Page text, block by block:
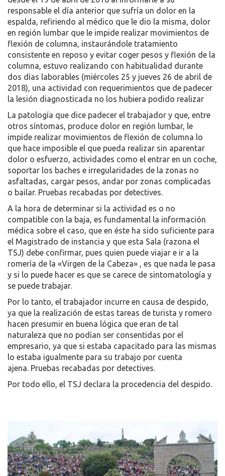
responsable el día anterior que sufría un dolor en la
espalda, refiriendo al médico que le dio la misma, dolor
en región lumbar que le impide realizar movimientos de
flexión de columna, instaurándole tratamiento
consistente en reposo y evitar coger pesos y flexión de la
columna, estuvo realizando con habitualidad durante
dos días laborables (miércoles 25 y jueves 26 de abril de
2018), una actividad con requerimientos que de padecer
la lesión diagnosticada no los hubiera podido realizar
La patología que dice padecer el trabajador y que, entre
otros síntomas, produce dolor en región lumbar, le
impide realizar movimientos de flexión de columna lo
que hace imposible el que pueda realizar sin aparentar
dolor o esfuerzo, actividades como el entrar en un coche,
soportar los baches e irregularidades de la zonas no
asfaltadas, cargar pesos, andar por zonas complicadas
o bailar. Pruebas recabadas por detectives.
A la hora de determinar si la actividad es o no
compatible con la baja, es fundamental la información
médica sobre el caso, que en éste ha sido suficiente para
el Magistrado de instancia y que esta Sala (razona el
TSJ) debe confirmar, pues quien puede viajar e ir a la
romería de la «Virgen de la Cabeza» , es que nada le pasa
y si lo puede hacer es que se carece de sintomatología y
se puede trabajar.
Por lo tanto, el trabajador incurre en causa de despido,
ya que la realización de estas tareas de turista y romero
hacen presumir en buena lógica que eran de tal
naturaleza que no podían ser consentidas por el
empresario, ya que si estaba capacitado para las mismas
lo estaba igualmente para su trabajo por cuenta
ajena. Pruebas recabadas por detectives.
Por todo ello, el TSJ declara la procedencia del despido.